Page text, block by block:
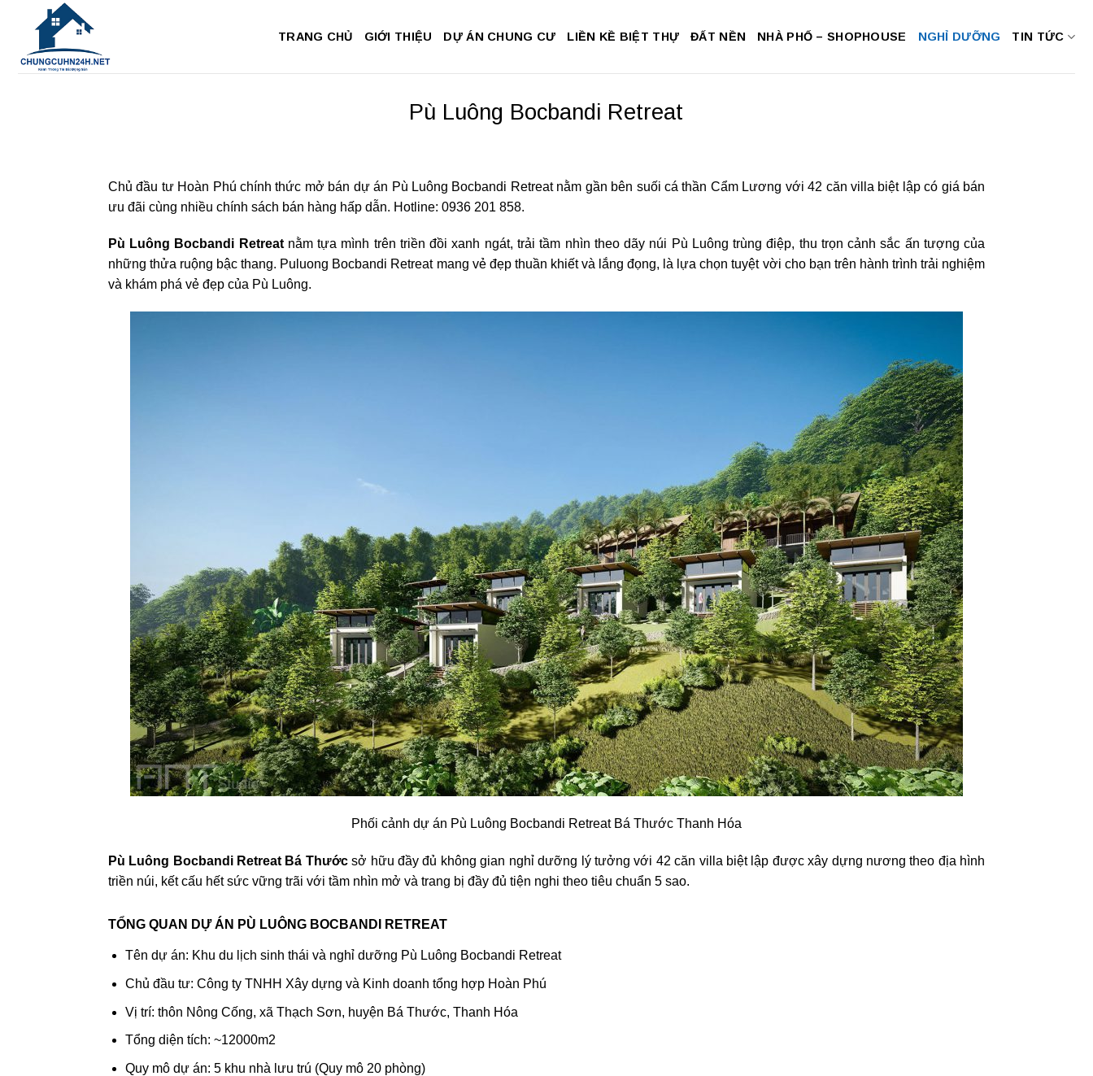
dung
TRANG CHỦ GIỚI THIỆU DỰ ÁN CHUNG CƯ LIỀN KỀ BIỆT THỰ ĐẤT NỀN NHÀ PHỐ – SHOPHOUSE NGHỈ DƯỠNG TIN TỨC
Pù Luông Bocbandi Retreat
Chủ đầu tư Hoàn Phú chính thức mở bán dự án Pù Luông Bocbandi Retreat nằm gần bên suối cá thần Cẩm Lương với 42 căn villa biệt lập có giá bán
ưu đãi cùng nhiều chính sách bán hàng hấp dẫn. Hotline: 0936 201 858.
Pù Luông Bocbandi Retreatnằm‌ ‌tựa‌ ‌mình‌ ‌trên‌ ‌triền‌ ‌đồi‌ ‌xanh‌ ‌ngát,‌ ‌trải‌ ‌tầm‌ ‌nhìn‌ ‌theo‌ ‌dãy‌ ‌núi‌ ‌Pù‌ ‌Luông‌ ‌trùng‌ ‌điệp,‌ ‌thu‌ ‌trọn‌ ‌cảnh‌ ‌sắc‌ ‌ấn‌ ‌tượng‌ ‌của‌
‌những‌ thửa ruộng ‌bậc‌ ‌thang. ‌Puluong‌ ‌Bocbandi‌ ‌Retreat mang vẻ đẹp thuần khiết và lắng đọng,‌ ‌là‌ ‌lựa‌ ‌chọn‌ ‌tuyệt‌ ‌vời‌ ‌cho‌ ‌bạn‌ ‌trên‌ ‌hành‌ ‌trình‌ ‌trải‌ ‌nghiệm‌
‌và‌ ‌khám‌ ‌phá‌ ‌vẻ‌ ‌đẹp‌ ‌của‌ ‌Pù‌ ‌Luông.‌
Phối cảnh dự án Pù Luông Bocbandi Retreat Bá Thước Thanh Hóa
Pù Luông Bocbandi Retreat Bá Thướcsở hữu đầy đủ không gian nghỉ dưỡng lý tưởng với 42 căn villa biệt lập được xây dựng nương theo địa hình
triền núi, kết cấu hết sức vững trãi với tầm nhìn mở và trang bị đầy đủ tiện nghi theo tiêu chuẩn 5 sao.
TỔNG QUAN DỰ ÁN PÙ LUÔNG BOCBANDI RETREAT
Tên dự án: Khu du lịch sinh thái và nghỉ dưỡng Pù Luông Bocbandi Retreat
Chủ đầu tư: Công ty TNHH Xây dựng và Kinh doanh tổng hợp Hoàn Phú
Vị trí: thôn Nông Cống, xã Thạch Sơn, huyện Bá Thước, Thanh Hóa
Tổng diện tích: ~12000m2
Quy mô dự án: 5 khu nhà lưu trú (Quy mô 20 phòng)